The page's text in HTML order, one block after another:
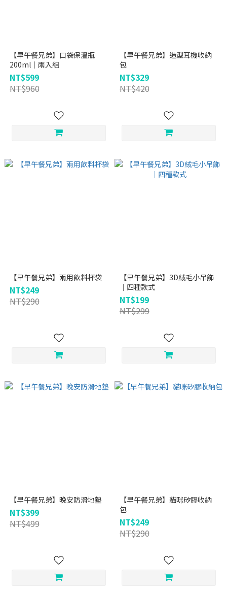
【早午餐兄弟】口袋保溫瓶
200ml｜兩入組
NT$599
NT$960
【早午餐兄弟】造型耳機收納
包
NT$329
NT$420
【早午餐兄弟】兩用飲料杯袋
NT$249
NT$290
【早午餐兄弟】3D絨毛小吊飾
｜四種款式
NT$199
NT$299
【早午餐兄弟】晚安防滑地墊
NT$399
NT$499
【早午餐兄弟】貓咪矽膠收納
包
NT$249
NT$290